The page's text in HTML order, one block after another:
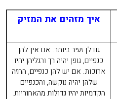
איך מזהים את המזיק
גודלן זעיר ביותר. אם אין להן
כנפיים, גופן יהיה רך ורגליהן יהיו
ארוכות. אם יש להן כנפיים, החזה
שלהן יהיה נוקשה, והכנפיים
הקדמיות יהיו גדולות מהאחוריות.